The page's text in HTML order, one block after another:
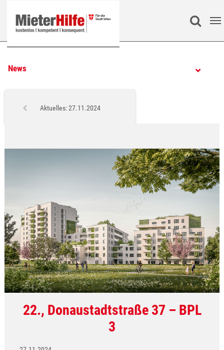
Search
News
Aktuelles: 27.11.2024
22., Donaustadtstraße 37 – BPL
3